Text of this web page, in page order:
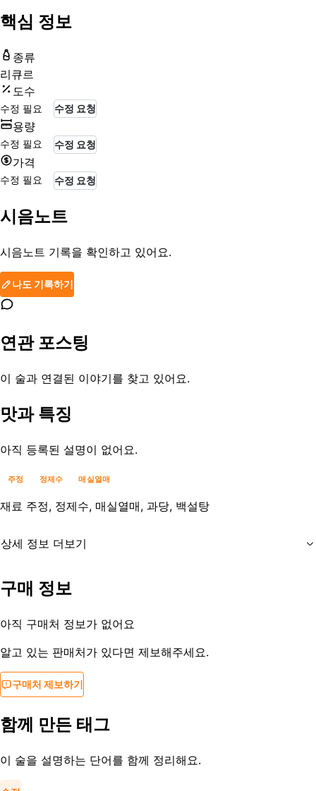
핵심 정보
종류
리큐르
도수
수정 필요 수정 요청
용량
수정 필요 수정 요청
가격
수정 필요 수정 요청
시음노트
시음노트 기록을 확인하고 있어요.
나도 기록하기
연관 포스팅
이 술과 연결된 이야기를 찾고 있어요.
맛과 특징
아직 등록된 설명이 없어요.
주정 정제수 매실열매
재료 주정, 정제수, 매실열매, 과당, 백설탕
상세 정보 더보기
등록일
구매 정보
아직 구매처 정보가 없어요
알고 있는 판매처가 있다면 제보해주세요.
구매처 제보하기
함께 만든 태그
이 술을 설명하는 단어를 함께 정리해요.